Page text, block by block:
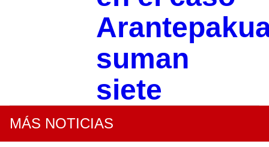
suman
siete
MÁS NOTICIAS